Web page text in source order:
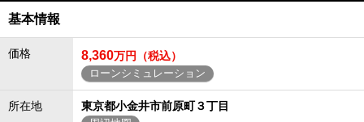
基本情報
価格 8,360万円（税込）
ローンシミュレーション
所在地 東京都小金井市前原町３丁目